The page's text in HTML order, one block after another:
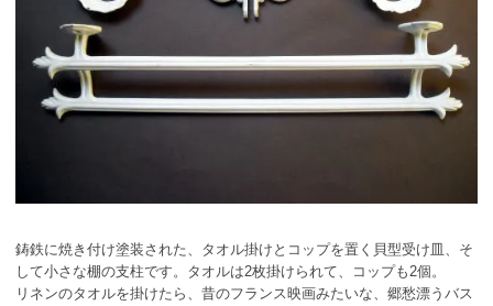
鋳鉄に焼き付け塗装された、タオル掛けとコップを置く貝型受け皿、そ
して小さな棚の支柱です。タオルは2枚掛けられて、コップも2個。
リネンのタオルを掛けたら、昔のフランス映画みたいな、郷愁漂うバス